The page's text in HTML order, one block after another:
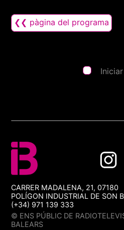
❮❮ pàgina del programa
CARRER MADALENA, 21, 07180
POLÍGON INDUSTRIAL DE SON
(+34) 971 139 333
© ENS PÚBLIC DE
BALEARS